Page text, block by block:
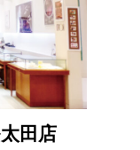
田店